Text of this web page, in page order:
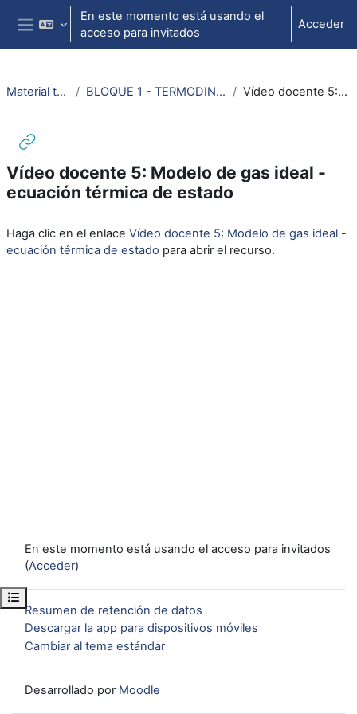
Salta al contenido principal
Panel lateral
En este momento está usando el
acceso para invitados
Acceder
Abrir índice del curso
Material termodinámica e ing. térmica BLOQUE 1 - TERMODINÁMICA: Tema 1. Cálculo de propiedades de las sustancias puras Vídeo docente 5: Modelo de gas ideal - ecuación térmica de estado
Vídeo docente 5: Modelo de gas ideal -
ecuación térmica de estado
Haga clic en el enlace Vídeo docente 5: Modelo de gas ideal -
ecuación térmica de estado para abrir el recurso.
En este momento está usando el acceso para invitados
(Acceder)
Resumen de retención de datos
Descargar la app para dispositivos móviles
Cambiar al tema estándar
Desarrollado por Moodle